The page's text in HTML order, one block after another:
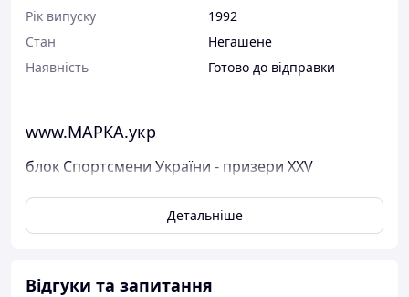
Рік випуску
1992
Стан
Негашене
Наявність
Готово до відправки
www.МАРКА.укр
блок Спортсмени України - призери XXV
Поштові марки УкраїниДетальніше
Відгуки та запитання